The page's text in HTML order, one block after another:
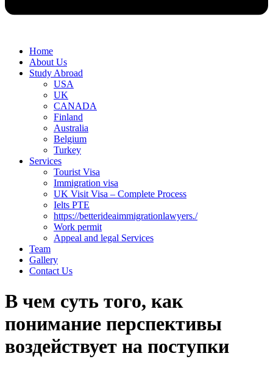
Home
About Us
Study Abroad
USA
UK
CANADA
Finland
Australia
Belgium
Turkey
Services
Tourist Visa
Immigration visa
UK Visit Visa – Complete Process
Ielts PTE
https://betterideaimmigrationlawyers./
Work permit
Appeal and legal Services
Team
Gallery
Contact Us
В чем суть того, как
понимание перспективы
воздействует на поступки